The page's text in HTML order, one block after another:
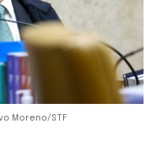
Moreno/STF